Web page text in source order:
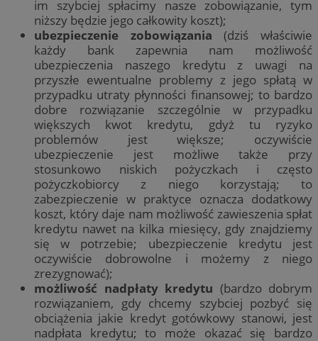
im szybciej spłacimy nasze zobowiązanie, tym
niższy będzie jego całkowity koszt);
ubezpieczenie zobowiązania (dziś właściwie
każdy bank zapewnia nam możliwość
ubezpieczenia naszego kredytu z uwagi na
przyszłe ewentualne problemy z jego spłatą w
przypadku utraty płynności finansowej; to bardzo
dobre rozwiązanie szczególnie w przypadku
większych kwot kredytu, gdyż tu ryzyko
problemów jest większe; oczywiście
ubezpieczenie jest możliwe także przy
stosunkowo niskich pożyczkach i często
pożyczkobiorcy z niego korzystają; to
zabezpieczenie w praktyce oznacza dodatkowy
koszt, który daje nam możliwość zawieszenia spłat
kredytu nawet na kilka miesięcy, gdy znajdziemy
się w potrzebie; ubezpieczenie kredytu jest
oczywiście dobrowolne i możemy z niego
zrezygnować);
możliwość nadpłaty kredytu (bardzo dobrym
rozwiązaniem, gdy chcemy szybciej pozbyć się
obciążenia jakie kredyt gotówkowy stanowi, jest
nadpłata kredytu; to może okazać się bardzo